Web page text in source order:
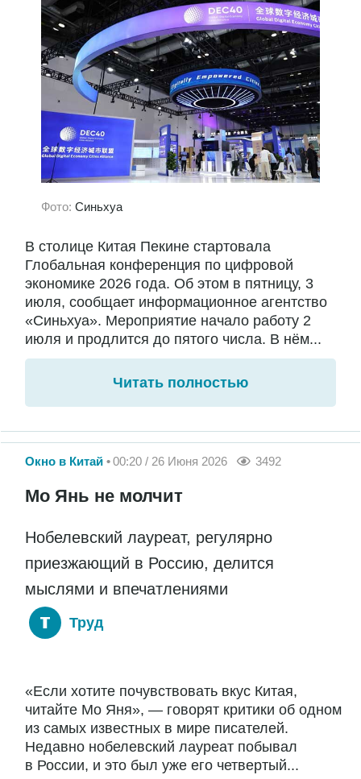
Фото: Синьхуа
В столице Китая Пекине стартовала
Глобальная конференция по цифровой
экономике 2026 года. Об этом в пятницу, 3
июля, сообщает информационное агентство
«Синьхуа». Мероприятие начало работу 2
июля и продлится до пятого числа. В нём...
Читать полностью
Окно в Китай 00:20 / 26 Июня 2026 3492
Мо Янь не молчит
Нобелевский лауреат, регулярно
приезжающий в Россию, делится
мыслями и впечатлениями
Труд
«Если хотите почувствовать вкус Китая,
читайте Мо Яня», — говорят критики об одном
из самых известных в мире писателей.
Недавно нобелевский лауреат побывал
в России, и это был уже его четвертый...